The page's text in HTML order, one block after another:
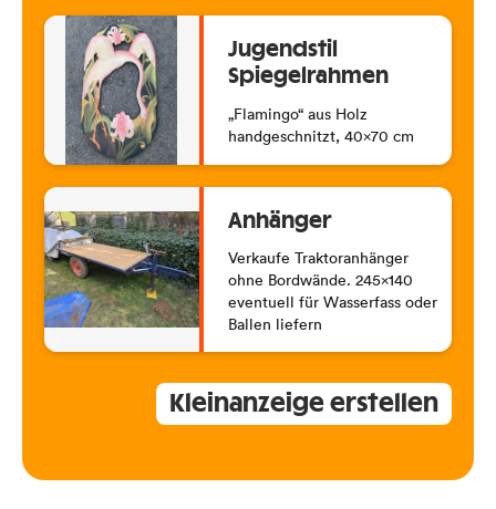
Jugendstil
Spiegelrahmen
„Flamingo“ aus Holz
handgeschnitzt, 40×70 cm
Anhänger
Verkaufe Traktoranhänger
ohne Bordwände. 245×140
eventuell für Wasserfass oder
Ballen liefern
Kleinanzeige erstellen